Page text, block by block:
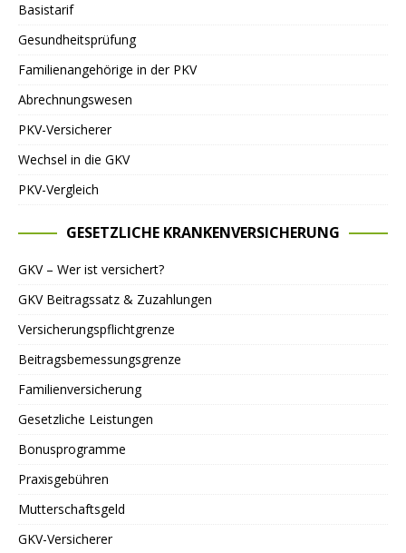
Basistarif
Gesundheitsprüfung
Familienangehörige in der PKV
Abrechnungswesen
PKV-Versicherer
Wechsel in die GKV
PKV-Vergleich
GESETZLICHE KRANKENVERSICHERUNG
GKV – Wer ist versichert?
GKV Beitragssatz & Zuzahlungen
Versicherungspflichtgrenze
Beitragsbemessungsgrenze
Familienversicherung
Gesetzliche Leistungen
Bonusprogramme
Praxisgebühren
Mutterschaftsgeld
GKV-Versicherer